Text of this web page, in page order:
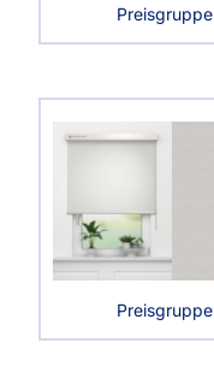
Preisgruppe
Preisgruppe